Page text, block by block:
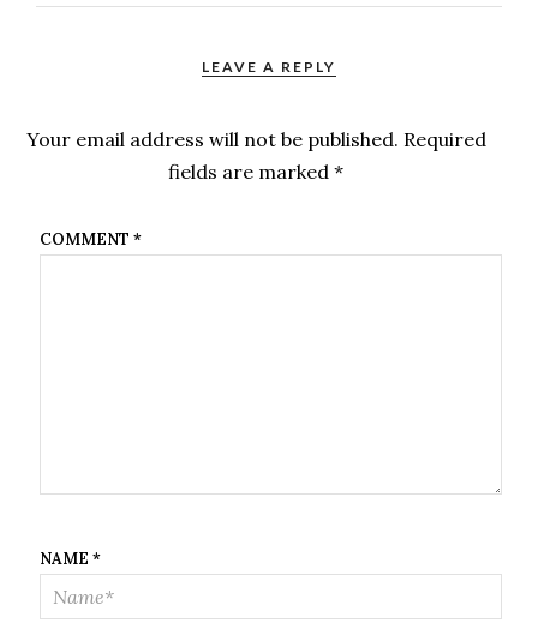
LEAVE A REPLY
Your email address will not be published. Required
fields are marked*
COMMENT *
NAME *